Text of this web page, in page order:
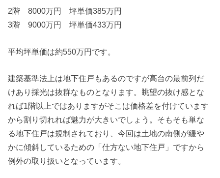
2階 8000万円 坪単価385万円
3階 9000万円 坪単価433万円
平均坪単価は約550万円です。
建築基準法上は地下住戸もあるのですが高台の最前列だ
けあり採光は抜群なものとなります。眺望の抜け感とな
れば1階以上ではありますがそこは価格差を付けています
から割り切れれば魅力が大きいでしょう。そもそも単な
る地下住戸は規制されており、今回は土地の南側が緩や
かに傾斜しているための「仕方ない地下住戸」ですから
例外の取り扱いとなっています。